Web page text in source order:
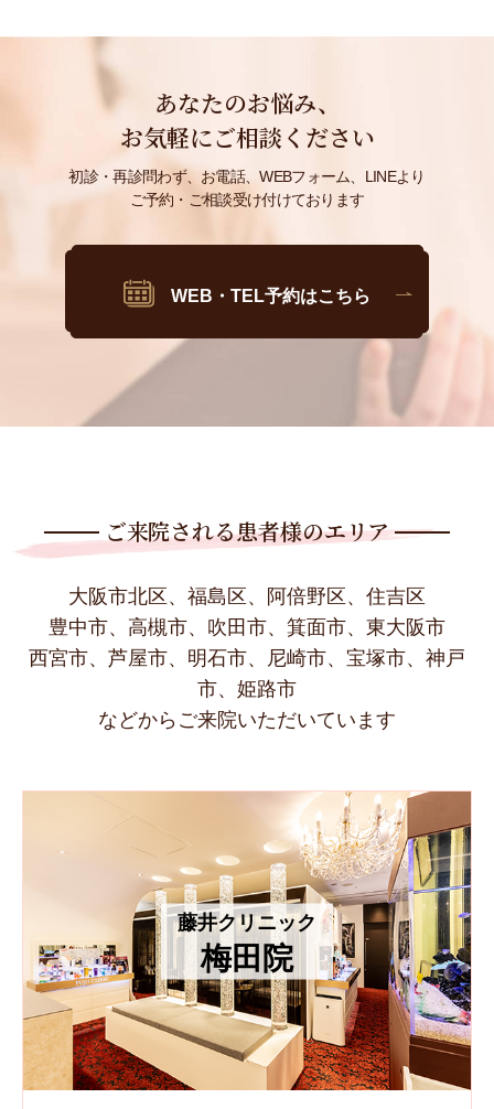
あなたのお悩み、
お気軽にご相談ください
初診・再診問わず、お電話、WEBフォーム、LINEより
ご予約・ご相談受け付けております
WEB・TEL予約はこちら
ご来院される患者様のエリア
大阪市北区、福島区、阿倍野区、住吉区
豊中市、高槻市、吹田市、箕面市、東大阪市
西宮市、芦屋市、明石市、尼崎市、宝塚市、神戸
市、姫路市
などからご来院いただいています
藤井クリニック
梅田院